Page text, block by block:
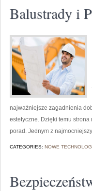
Balustrady i
najważniejsze zagadnienia
estetyczne. Dzięki temu
porad. Jednym z
CATEGORIES: NOWE